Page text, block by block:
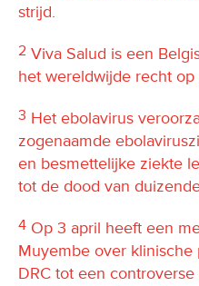
strijd.
2 Viva Salud is een
het wereldwijde recht
3 Het ebolavirus
zogenaamde
en besmettelijke ziekte
tot de dood van
4 Op 3 april heeft een
Muyembe over
DRC tot een